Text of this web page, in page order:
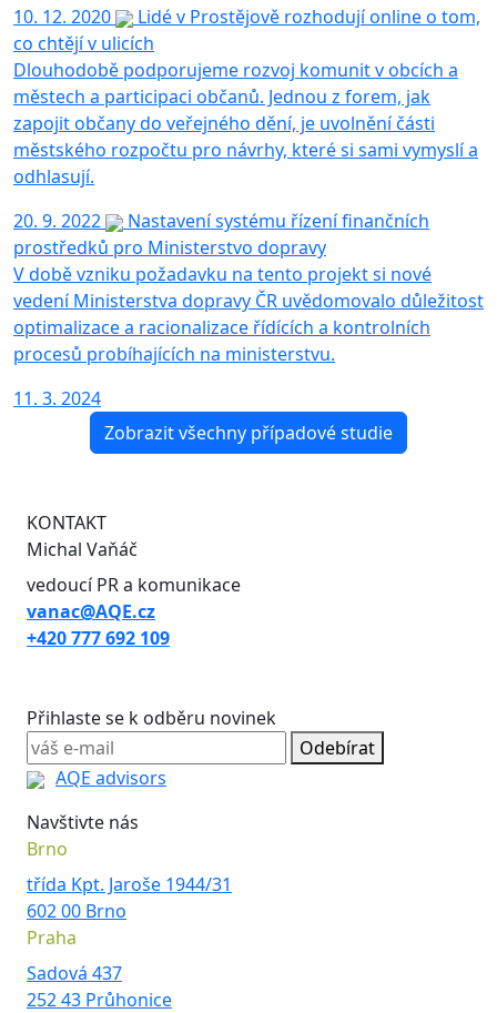
10. 12. 2020
Lidé v Prostějově rozhodují online o tom,
co chtějí v ulicích
Dlouhodobě podporujeme rozvoj komunit v obcích a
městech a participaci občanů. Jednou z forem, jak
zapojit občany do veřejného dění, je uvolnění části
městského rozpočtu pro návrhy, které si sami vymyslí a
odhlasují.
20. 9. 2022
Nastavení systému řízení finančních
prostředků pro Ministerstvo dopravy
V době vzniku požadavku na tento projekt si nové
vedení Ministerstva dopravy ČR uvědomovalo důležitost
optimalizace a racionalizace řídících a kontrolních
procesů probíhajících na ministerstvu.
11. 3. 2024
Zobrazit všechny případové studie
KONTAKT
Michal Vaňáč
vedoucí PR a komunikace
vanac@AQE.cz
+420 777 692 109
Přihlaste se k odběru novinek
Odebírat
AQE advisors
Navštivte nás
Brno
třída Kpt. Jaroše 1944/31
602 00 Brno
Praha
Sadová 437
252 43 Průhonice